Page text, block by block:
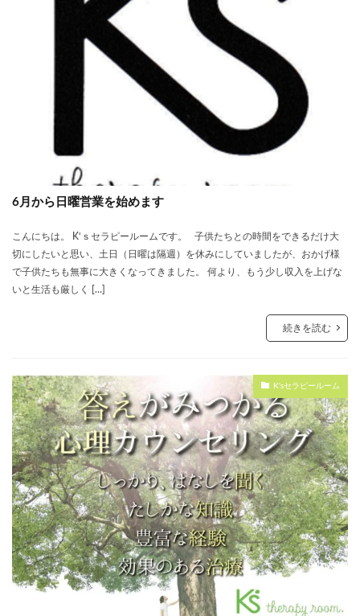
6月から日曜営業を始めます
こんにちは。 K‘ｓセラピールームです。 子供たちとの時間をできるだけ大
切にしたいと思い、土日（日曜は隔週）を休みにしていましたが、おかげ様
で子供たちも無事に大きくなってきました。 何より、もう少し収入を上げな
いと生活も厳しく […]
続きを読む
K'sセラピールーム